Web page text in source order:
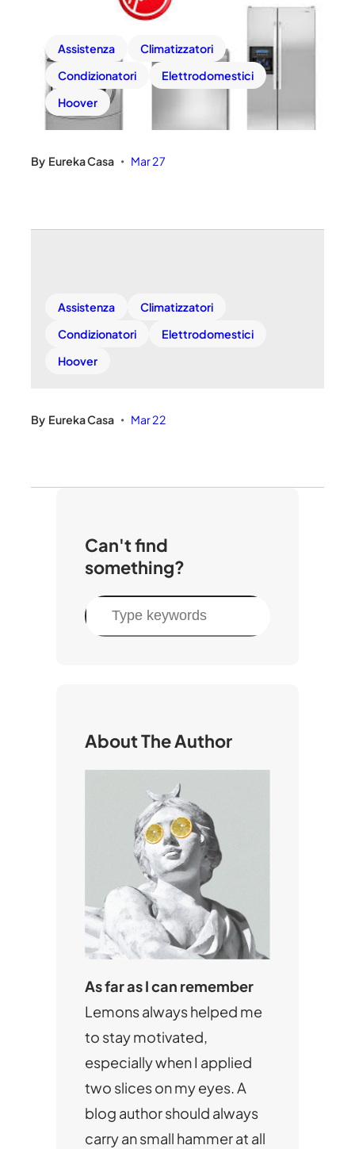
Assistenza
Climatizzatori
Condizionatori
Elettrodomestici
Hoover
By Eureka Casa • Mar 27
Assistenza
Climatizzatori
Condizionatori
Elettrodomestici
Hoover
By Eureka Casa • Mar 22
Can't find
something?
C
e
About The Author
As far as I can remember
Lemons always helped me
to stay motivated,
especially when I applied
two slices on my eyes. A
blog author should always
carry an small hammer at all